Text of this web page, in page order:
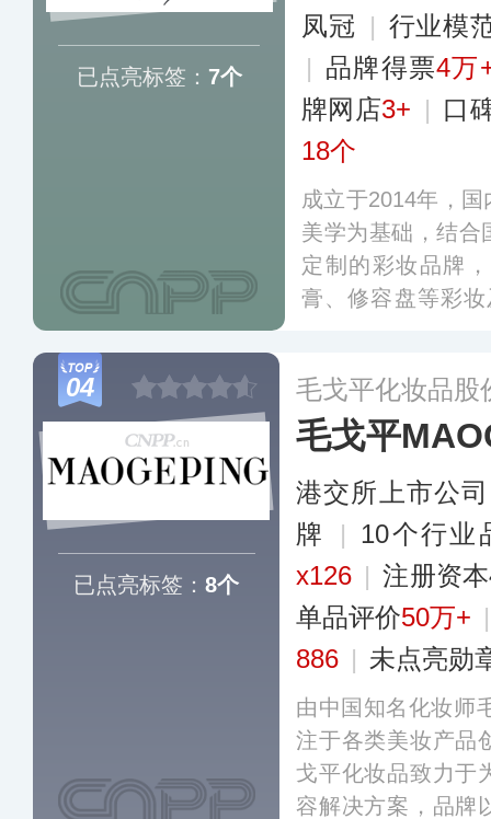
已点亮标签： 7个
凤冠 | 行业模
| 品牌得票4万
牌网店3+ | 口
18个
成立于2014年，
美学为基础，结合
定制的彩妆品牌
膏、修容盘等彩
展现中国女性原生
中的佼佼者。更多
04
已点亮标签： 8个
毛戈平化妆品股
毛戈平
港交所上市公司
牌
| 10个行业
x126 | 注册资
单品评价50万+
886 | 未点亮勋
由中国知名化妆师
注于各类美妆产品
戈平化妆品致力于
容解决方案，品牌